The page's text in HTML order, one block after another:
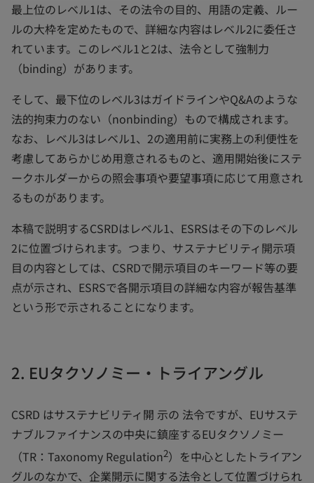
最上位のレベル1は、その法令の目的、用語の定義、ルー
ルの大枠を定めたもので、詳細な内容はレベル2に委任さ
れています。このレベル1と2は、法令として強制力
（binding）があります。
そして、最下位のレベル3はガイドラインやQ&Aのような
法的拘束力のない（nonbinding）もので構成されます。
なお、レベル3はレベル1、2の適用前に実務上の利便性を
考慮してあらかじめ用意されるものと、適用開始後にステ
ークホルダーからの照会事項や要望事項に応じて用意され
るものがあります。
本稿で説明するCSRDはレベル1、ESRSはその下のレベル
2に位置づけられます。つまり、サステナビリティ開示項
目の内容としては、CSRDで開示項目のキーワード等の要
点が示され、ESRSで各開示項目の詳細な内容が報告基準
という形で示されることになります。
2. EUタクソノミー・トライアングル
CSRD はサステナビリティ開 示の 法令ですが、EUサステ
ナブルファイナンスの中央に鎮座するEUタクソノミー
（TR：Taxonomy Regulation2）を中心としたトライアン
グルのなかで、企業開示に関する法令として位置づけられ